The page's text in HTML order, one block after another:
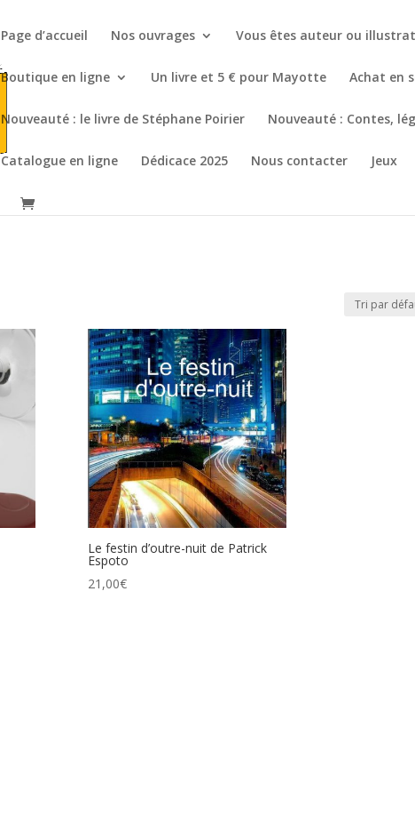
Page d’accueil Nos ouvrages Vous êtes auteur ou
Boutique en ligne Un livre et 5 € pour Mayotte Achat en
Nouveauté : le livre de Stéphane Poirier Nouveauté : Contes,
Catalogue en ligne Dédicace 2025 Nous contacter Jeux
Le festin d’outre-nuit de Patrick
Espoto
21,00€